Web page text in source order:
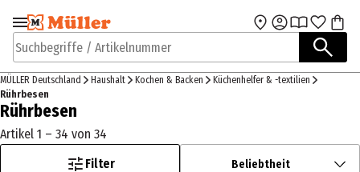
Zur Navigation
springen
Zum Hauptinhalt
Suchbegriffe / Artikelnummer
MÜLLER Deutschland Haushalt Kochen & Backen
Küchenhelfer & -textilien
Rührbesen
Rührbesen
Artikel 1 – 34 von 34
Filter
Beliebtheit